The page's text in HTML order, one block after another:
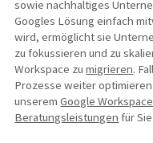
sowie nachhaltiges
Googles Lösung einfach
wird, ermöglicht sie
zu fokussieren und zu
Workspace zumigrieren.
Prozesse weiter
unseremGoogle
Beratungsleistungen für